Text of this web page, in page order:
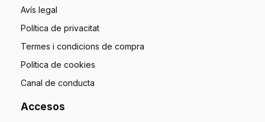
Avís legal
Política de privacitat
Termes i condicions de compra
Política de cookies
Canal de conducta
Accesos